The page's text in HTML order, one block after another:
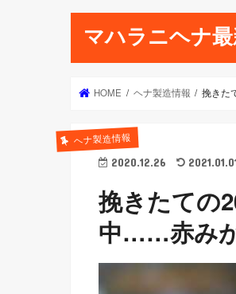
マハラニヘナ
HOME ヘナ製造情報 挽きた
ヘナ製造情報
2020.12.26
挽きたての
中……赤み